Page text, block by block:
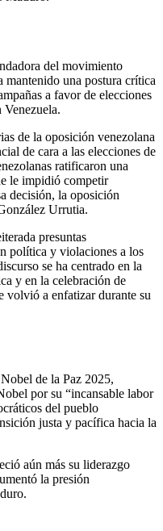
del movimiento
mantenido una postura crítica
a favor de elecciones
Venezuela.
de la oposición venezolana
de cara a las elecciones de
ratificaron una
le impidió competir
decisión, la oposición
Urrutia.
presuntas
política y violaciones a los
se ha centrado en la
y en la celebración de
volvió a enfatizar durante su
de la Paz 2025,
por su “incansable labor
del pueblo
justa y pacífica hacia la
aún más su liderazgo
la presión